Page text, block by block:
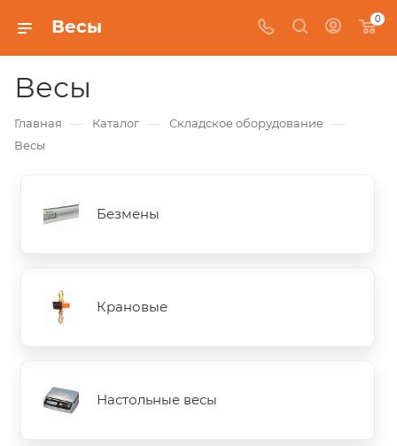
Весы 0
Весы
Главная — Каталог — Складское оборудование —
Весы
Безмены
Крановые
Настольные весы